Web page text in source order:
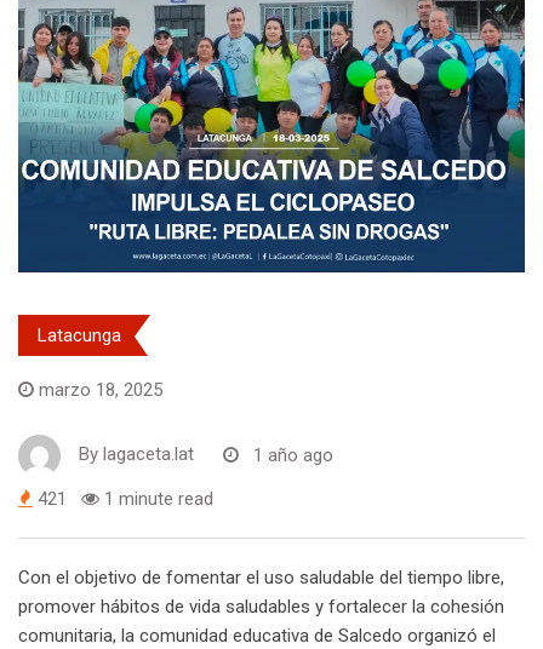
Latacunga
marzo 18, 2025
By lagaceta.lat 1 año ago
421 1 minute read
Con el objetivo de fomentar el uso saludable del tiempo libre,
promover hábitos de vida saludables y fortalecer la cohesión
comunitaria, la comunidad educativa de Salcedo organizó el